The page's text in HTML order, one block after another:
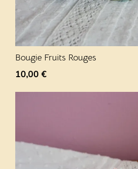
Bougie Fruits Rouges
10,00€